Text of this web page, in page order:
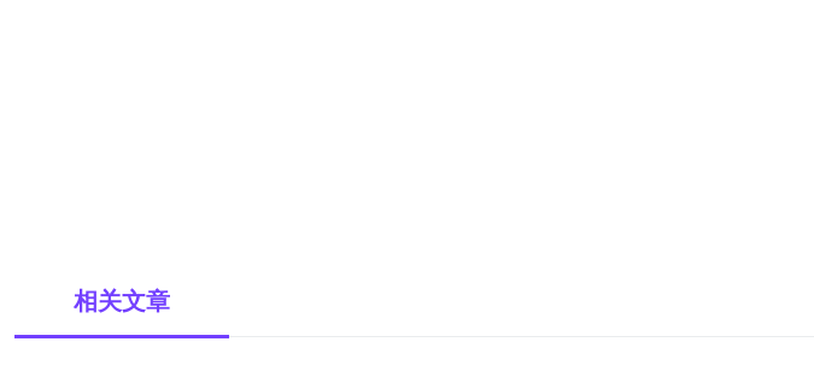
相关文章